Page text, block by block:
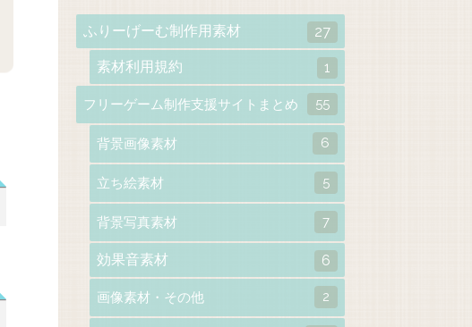
ふりーげーむ制作用素材 27
素材利用規約 1
フリーゲーム制作支援サイトまとめ 55
背景画像素材 6
立ち絵素材 5
背景写真素材 7
効果音素材 6
画像素材・その他 2